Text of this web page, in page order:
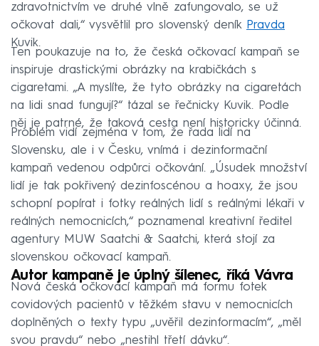
zdravotnictvím ve druhé vlně zafungovalo, se už
očkovat dali,“ vysvětlil pro slovenský deník Pravda
Kuvik.
Ten poukazuje na to, že česká očkovací kampaň se
inspiruje drastickými obrázky na krabičkách s
cigaretami. „A myslíte, že tyto obrázky na cigaretách
na lidi snad fungují?“ tázal se řečnicky Kuvik. Podle
něj je patrné, že taková cesta není historicky účinná.
Problém vidí zejména v tom, že řada lidí na
Slovensku, ale i v Česku, vnímá i dezinformační
kampaň vedenou odpůrci očkování. „Úsudek množství
lidí je tak pokřivený dezinfoscénou a hoaxy, že jsou
schopní popírat i fotky reálných lidí s reálnými lékaři v
reálných nemocnicích,“ poznamenal kreativní ředitel
agentury MUW Saatchi & Saatchi, která stojí za
slovenskou očkovací kampaň.
Autor kampaně je úplný šílenec, říká Vávra
Nová česká očkovací kampaň má formu fotek
covidových pacientů v těžkém stavu v nemocnicích
doplněných o texty typu „uvěřil dezinformacím“, „měl
svou pravdu“ nebo „nestihl třetí dávku“.